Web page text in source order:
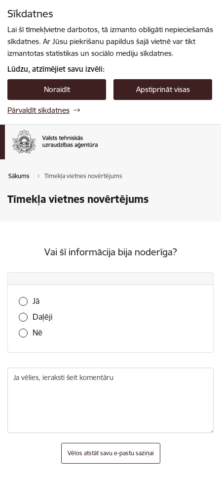
Sīkdatnes
Lai šī tīmekļvietne darbotos, tā izmanto obligāti nepieciešamās
sīkdatnes. Ar Jūsu piekrišanu papildus šajā vietnē var tikt
izmantotas statistikas un sociālo mediju sīkdatnes.
Lūdzu, atzīmējiet savu izvēli:
Noraidīt Apstiprināt visas
Pārvaldīt sīkdatnes
Sākums Tīmekļa vietnes novērtējums
Tīmekļa vietnes novērtējums
Vai šī informācija bija noderīga?
Vai šī informācija bija noderīga?
Jā
Daļēji
Nē
Ja vēlies, ieraksti šeit komentāru
Vēlos atstāt savu e-pastu saziņai